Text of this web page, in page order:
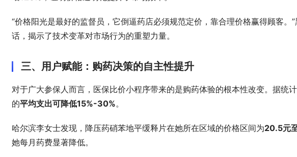
“价格阳光是最好的监督员，它倒逼药店必须规范定价，靠合理价格赢得顾客。
话，揭示了技术变革对市场行为的重塑力量。
三、用户赋能：购药决策的自主性提升
对于广大参保人而言，医保比价小程序带来的是购药体验的根本性改变。据统
的平均支出可降低15%-30%。
哈尔滨李女士发现，降压药硝苯地平缓释片在她所在区域的价格区间为20.5元
她每月药费显著降低。